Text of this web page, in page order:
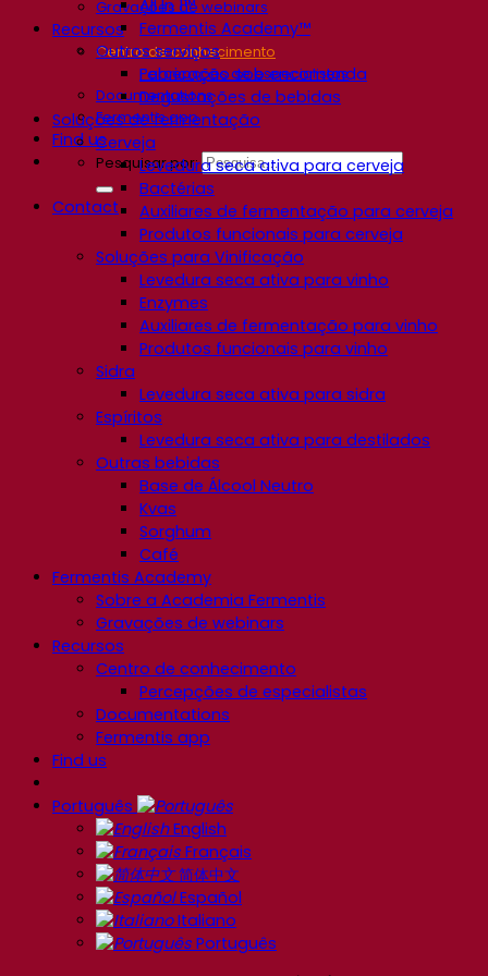
Gravações de webinars
Recursos
Centro de conhecimento
Percepções de especialistas
Documentations
Fermentis app
Find us
Pesquisar por:
Contact
All In 1™
Fermentis Academy™
Outros serviços
Fabricação sob encomenda
Degustações de bebidas
Soluções de fermentação
Cerveja
Levedura seca ativa para cerveja
Bactérias
Auxiliares de fermentação para cerveja
Produtos funcionais para cerveja
Soluções para Vinificação
Levedura seca ativa para vinho
Enzymes
Auxiliares de fermentação para vinho
Produtos funcionais para vinho
Sidra
Levedura seca ativa para sidra
Espíritos
Levedura seca ativa para destilados
Outras bebidas
Base de Álcool Neutro
Kvas
Sorghum
Café
Fermentis Academy
Sobre a Academia Fermentis
Gravações de webinars
Recursos
Centro de conhecimento
Percepções de especialistas
Documentations
Fermentis app
Find us
Português
English
Français
简体中文
Español
Italiano
Português